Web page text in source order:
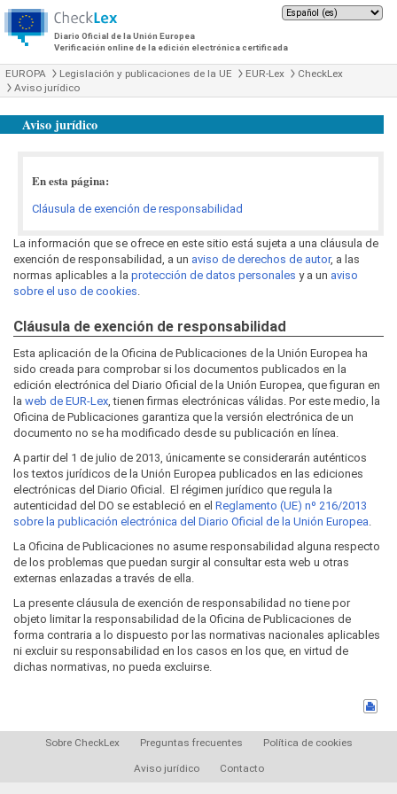
Diario Oficial de la Unión Europea
Verificación online de la edición electrónica certificada
EUROPA Legislación y publicaciones de la UE EUR-Lex
CheckLex
Aviso jurídico
Aviso jurídico
En esta página:
Cláusula de exención de responsabilidad
La información que se ofrece en este sitio está sujeta a una cláusula de
exención de responsabilidad, a un aviso de derechos de autor, a las
normas aplicables a la protección de datos personales y a un aviso
sobre el uso de cookies.
Cláusula de exención de responsabilidad
Esta aplicación de la Oficina de Publicaciones de la Unión Europea ha
sido creada para comprobar si los documentos publicados en la
edición electrónica del Diario Oficial de la Unión Europea, que figuran en
la web de EUR-Lex, tienen firmas electrónicas válidas. Por este medio, la
Oficina de Publicaciones garantiza que la versión electrónica de un
documento no se ha modificado desde su publicación en línea.
A partir del 1 de julio de 2013, únicamente se considerarán auténticos
los textos jurídicos de la Unión Europea publicados en las ediciones
electrónicas del Diario Oficial. El régimen jurídico que regula la
autenticidad del DO se estableció en el Reglamento (UE) nº 216/2013
sobre la publicación electrónica del Diario Oficial de la Unión Europea.
La Oficina de Publicaciones no asume responsabilidad alguna respecto
de los problemas que puedan surgir al consultar esta web u otras
externas enlazadas a través de ella.
La presente cláusula de exención de responsabilidad no tiene por
objeto limitar la responsabilidad de la Oficina de Publicaciones de
forma contraria a lo dispuesto por las normativas nacionales aplicables
ni excluir su responsabilidad en los casos en los que, en virtud de
dichas normativas, no pueda excluirse.
Sobre CheckLex Preguntas frecuentes Política de cookies
Aviso jurídico Contacto